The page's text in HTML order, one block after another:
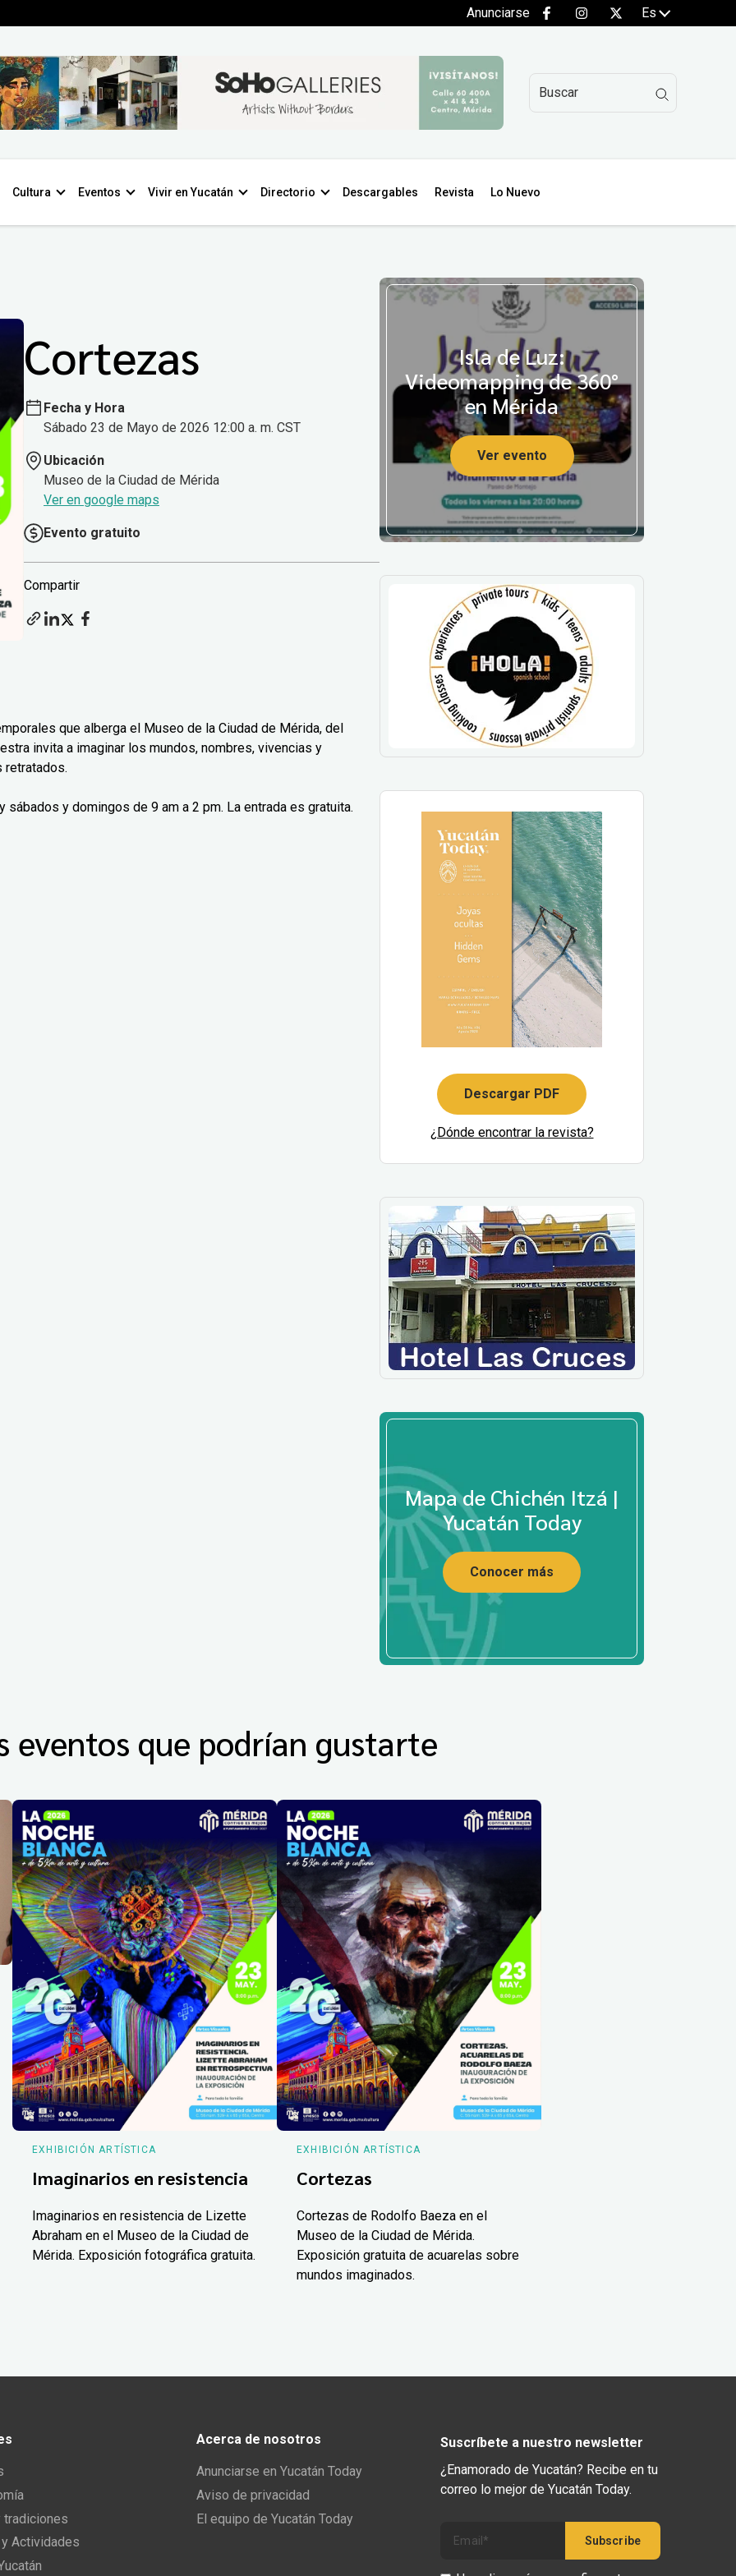
Anunciarse Es
Cultura Eventos Vivir en Yucatán Directorio Descargables Revista Lo Nuevo
Cortezas
Fecha y Hora
Sábado 23 de Mayo de 2026 12:00 a. m. CST
Ubicación
Museo de la Ciudad de Mérida
Ver en google maps
Evento gratuito
Compartir
que alberga el Museo de la Ciudad de Mérida, del
invita a imaginar los mundos, nombres, vivencias y
retratados.
y domingos de 9 am a 2 pm. La entrada es gratuita.
Isla de Luz:
Videomapping de 360°
en Mérida
Ver evento
Descargar PDF
¿Dónde encontrar la revista?
Mapa de Chichén Itzá |
Yucatán Today
Conocer más
eventos que podrían gustarte
EXHIBICIÓN ARTÍSTICA
Imaginarios en resistencia
Imaginarios en resistencia de Lizette
Abraham en el Museo de la Ciudad de
Mérida. Exposición fotográfica gratuita.
EXHIBICIÓN ARTÍSTICA
Cortezas
Cortezas de Rodolfo Baeza en el
Museo de la Ciudad de Mérida.
Exposición gratuita de acuarelas sobre
mundos imaginados.
tradiciones
Actividades
Acerca de nosotros
Anunciarse en Yucatán Today
Aviso de privacidad
El equipo de Yucatán Today
Suscríbete a nuestro newsletter
¿Enamorado de Yucatán? Recibe en tu
correo lo mejor de Yucatán Today.